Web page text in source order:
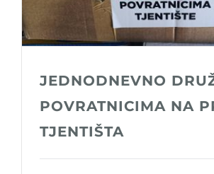
JEDNODNEVNO
POVRATNICIMA NA
TJENTIŠTA